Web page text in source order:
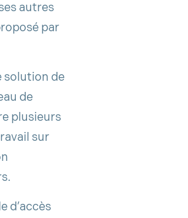
autres
par
solution de
de
plusieurs
sur
d’accès